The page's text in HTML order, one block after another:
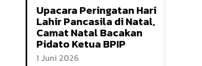
Upacara Peringatan Hari
Lahir Pancasila di Natal,
Camat Natal Bacakan
Pidato Ketua BPIP
1 Juni 2026